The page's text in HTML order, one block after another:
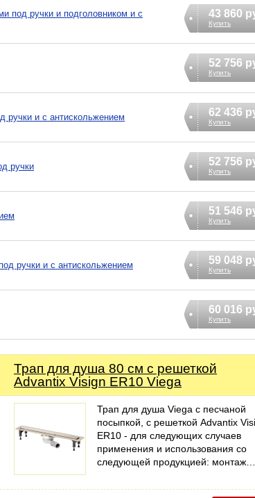
под ручки и подголовником и с
43 860
Купить
52 756
Купить
ручки и с антискольжением 62 436
Купить
ручки 52 756
Купить
51 546
Купить
ручки и с антискольжением 59 048
Купить
60 016
Купить
Трап для душа 80 см с решеткой
Advantix Visign ER10 Viega
Трап для душа Viega с песчаной
посыпкой, с решеткой Advantix
ER10 - для следующих случаев
применения и использования со
следующей продукцией: монтаж…